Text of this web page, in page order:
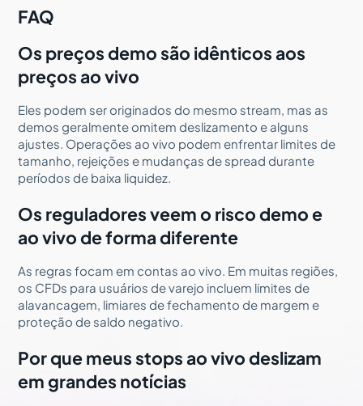
FAQ
Os preços demo são idênticos aos
preços ao vivo
Eles podem ser originados do mesmo stream, mas as
demos geralmente omitem deslizamento e alguns
ajustes. Operações ao vivo podem enfrentar limites de
tamanho, rejeições e mudanças de spread durante
períodos de baixa liquidez.
Os reguladores veem o risco demo e
ao vivo de forma diferente
As regras focam em contas ao vivo. Em muitas regiões,
os CFDs para usuários de varejo incluem limites de
alavancagem, limiares de fechamento de margem e
proteção de saldo negativo.
Por que meus stops ao vivo deslizam
em grandes notícias